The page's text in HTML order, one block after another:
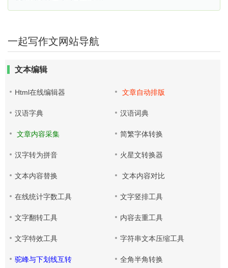
一起写作文网站导航
文本编辑
Html在线编辑器 文章自动排版
汉语字典 汉语词典
文章内容采集 简繁字体转换
汉字转为拼音 火星文转换器
文本内容替换 文本内容对比
在线统计字数工具 文字竖排工具
文字翻转工具 内容去重工具
文字特效工具 字符串文本压缩工具
驼峰与下划线互转 全角半角转换